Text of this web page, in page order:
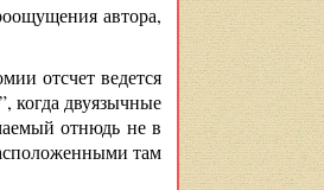
автора,
отсчет ведется
когда двуязычные
отнюдь не в
там